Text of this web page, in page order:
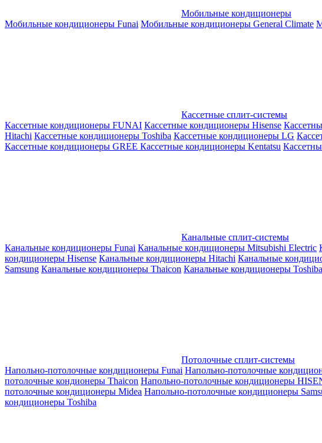
Мобильные кондиционеры
Мобильные кондиционеры Funai Мобильные кондиционеры General Climate
Кассетные сплит-системы
Кассетные кондиционеры FUNAI Кассетные кондиционеры Hisense
Hitachi Кассетные кондиционеры Toshiba Кассетные кондиционеры LG
Кассетные кондиционеры GREE Кассетные кондиционеры Kentatsu
Канальные сплит-системы
Канальные кондиционеры Funai Канальные кондиционеры Mitsubishi Electric
кондиционеры Hisense Канальные кондиционеры Hitachi Канальные
Samsung Канальные кондиционеры Thaicon Канальные кондиционеры Toshiba
Потолочные сплит-системы
Напольно-потолочные кондиционеры Funai Напольно-потолочные
потолочные кондионеры Thaicon Напольно-потолочные кондиционеры
потолочные кондиционеры Midea Напольно-потолочные кондиционеры
кондиционеры Toshiba